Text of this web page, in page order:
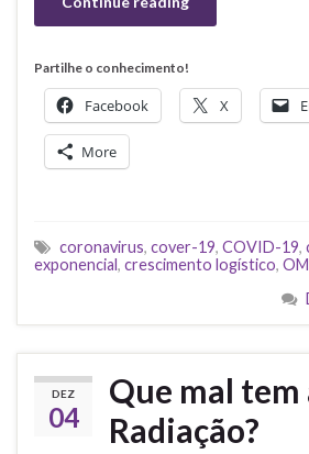
Partilhe o conhecimento!
Facebook X
More
coronavirus, cover-19, COVID-19,
exponencial, crescimento logístico,
DEZ
04
Que mal tem
Radiação?